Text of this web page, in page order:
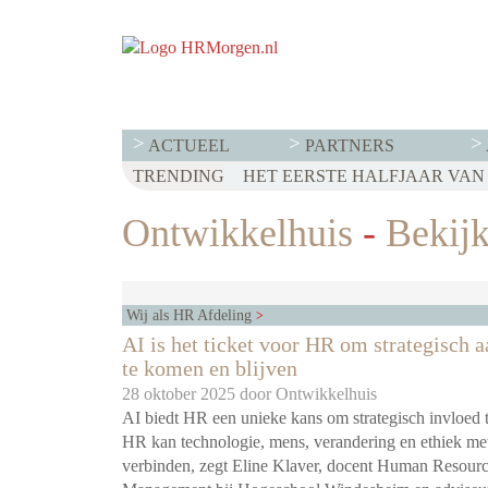
ACTUEEL PARTNERS
TRENDING WET LOONTRANSPARANTIE:
HET EERSTE HALFJAAR
VOOR EEN SUCCESVOL
Ontwikkelhuis -
Wij als HR Afdeling
AI is het ticket voor HR om strategisch
te komen en blijven
28 oktober 2025 door Ontwikkelhuis
AI biedt HR een unieke kans om strategisch invloed
HR kan technologie, mens, verandering en ethiek met
verbinden, zegt Eline Klaver, docent Human